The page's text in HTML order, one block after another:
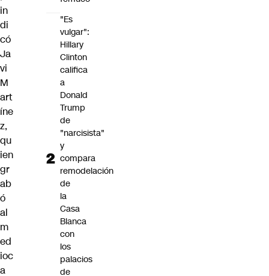
in
di
có
Ja
vi
M
art
íne
z,
qu
ien
gr
ab
ó
al
m
ed
ioc
a
"Es
vulgar":
Hillary
Clinton
califica
a
Donald
Trump
de
"narcisista"
y
compara
remodelación
de
la
Casa
Blanca
con
los
palacios
de